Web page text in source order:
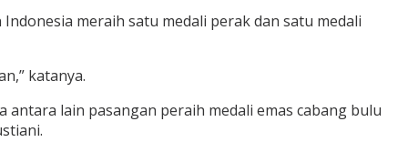
meraih satu medali perak dan satu medali
katanya.
lain pasangan peraih medali emas cabang bulu